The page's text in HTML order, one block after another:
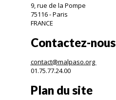
9, rue de la Pompe
75116 - Paris
FRANCE
Contactez-nous
contact@malpaso.org
01.75.77.24.00
Plan du site